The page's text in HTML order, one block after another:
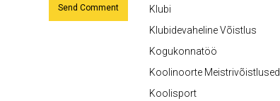
Klubi
Klubidevaheline Võistlus
Kogukonnatöö
Koolinoorte Meistrivõistlused
Koolisport